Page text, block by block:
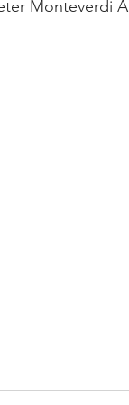
Monteverdi